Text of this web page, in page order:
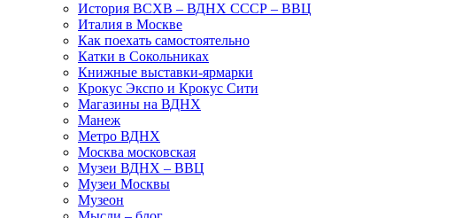
История ВСХВ – ВДНХ СССР – ВВЦ
Италия в Москве
Как поехать самостоятельно
Катки в Сокольниках
Книжные выставки-ярмарки
Крокус Экспо и Крокус Сити
Магазины на ВДНХ
Манеж
Метро ВДНХ
Москва московская
Музеи ВДНХ – ВВЦ
Музеи Москвы
Музеон